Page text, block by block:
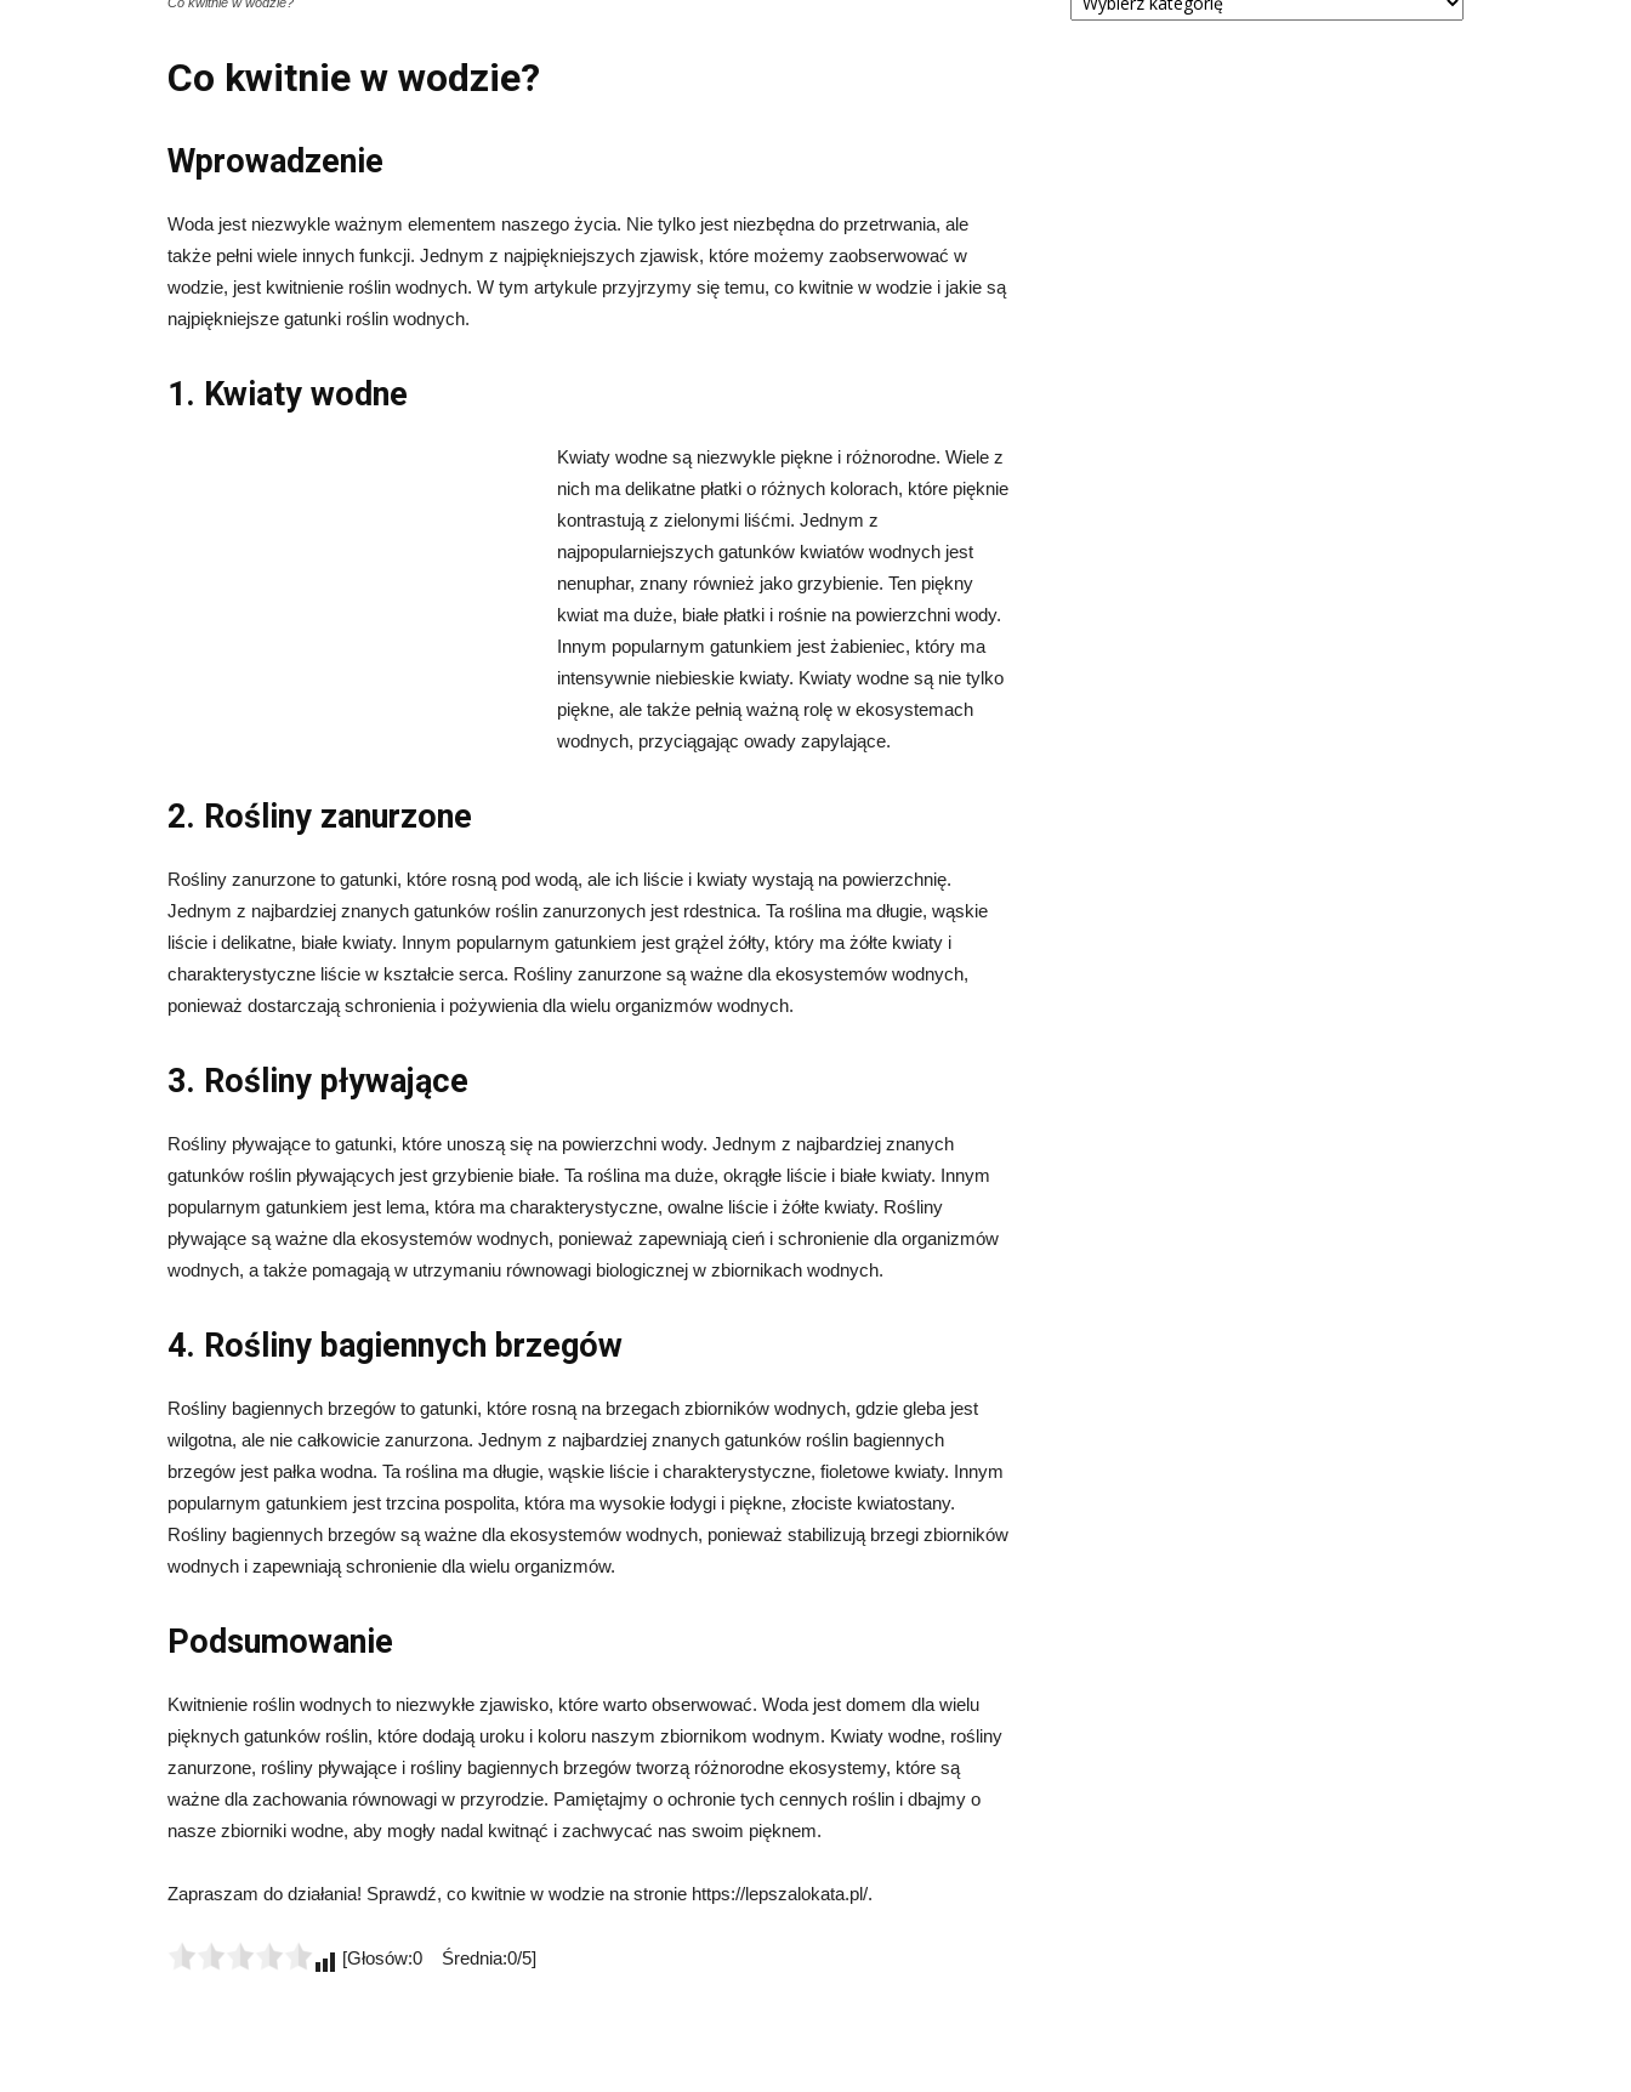
Co kwitnie w wodzie?
Wprowadzenie
Woda jest niezwykle ważnym elementem naszego życia. Nie tylko jest niezbędna do przetrwania, ale
także pełni wiele innych funkcji. Jednym z najpiękniejszych zjawisk, które możemy zaobserwować w
wodzie, jest kwitnienie roślin wodnych. W tym artykule przyjrzymy się temu, co kwitnie w wodzie i jakie są
najpiękniejsze gatunki roślin wodnych.
1. Kwiaty wodne
Kwiaty wodne są niezwykle piękne i różnorodne. Wiele z
nich ma delikatne płatki o różnych kolorach, które pięknie
kontrastują z zielonymi liśćmi. Jednym z
najpopularniejszych gatunków kwiatów wodnych jest
nenuphar, znany również jako grzybienie. Ten piękny
kwiat ma duże, białe płatki i rośnie na powierzchni wody.
Innym popularnym gatunkiem jest żabieniec, który ma
intensywnie niebieskie kwiaty. Kwiaty wodne są nie tylko
piękne, ale także pełnią ważną rolę w ekosystemach
wodnych, przyciągając owady zapylające.
2. Rośliny zanurzone
Rośliny zanurzone to gatunki, które rosną pod wodą, ale ich liście i kwiaty wystają na powierzchnię.
Jednym z najbardziej znanych gatunków roślin zanurzonych jest rdestnica. Ta roślina ma długie, wąskie
liście i delikatne, białe kwiaty. Innym popularnym gatunkiem jest grążel żółty, który ma żółte kwiaty i
charakterystyczne liście w kształcie serca. Rośliny zanurzone są ważne dla ekosystemów wodnych,
ponieważ dostarczają schronienia i pożywienia dla wielu organizmów wodnych.
3. Rośliny pływające
Rośliny pływające to gatunki, które unoszą się na powierzchni wody. Jednym z najbardziej znanych
gatunków roślin pływających jest grzybienie białe. Ta roślina ma duże, okrągłe liście i białe kwiaty. Innym
popularnym gatunkiem jest lema, która ma charakterystyczne, owalne liście i żółte kwiaty. Rośliny
pływające są ważne dla ekosystemów wodnych, ponieważ zapewniają cień i schronienie dla organizmów
wodnych, a także pomagają w utrzymaniu równowagi biologicznej w zbiornikach wodnych.
4. Rośliny bagiennych brzegów
Rośliny bagiennych brzegów to gatunki, które rosną na brzegach zbiorników wodnych, gdzie gleba jest
wilgotna, ale nie całkowicie zanurzona. Jednym z najbardziej znanych gatunków roślin bagiennych
brzegów jest pałka wodna. Ta roślina ma długie, wąskie liście i charakterystyczne, fioletowe kwiaty. Innym
popularnym gatunkiem jest trzcina pospolita, która ma wysokie łodygi i piękne, złociste kwiatostany.
Rośliny bagiennych brzegów są ważne dla ekosystemów wodnych, ponieważ stabilizują brzegi zbiorników
wodnych i zapewniają schronienie dla wielu organizmów.
Podsumowanie
Kwitnienie roślin wodnych to niezwykłe zjawisko, które warto obserwować. Woda jest domem dla wielu
pięknych gatunków roślin, które dodają uroku i koloru naszym zbiornikom wodnym. Kwiaty wodne, rośliny
zanurzone, rośliny pływające i rośliny bagiennych brzegów tworzą różnorodne ekosystemy, które są
ważne dla zachowania równowagi w przyrodzie. Pamiętajmy o ochronie tych cennych roślin i dbajmy o
nasze zbiorniki wodne, aby mogły nadal kwitnąć i zachwycać nas swoim pięknem.
Zapraszam do działania! Sprawdź, co kwitnie w wodzie na stronie https://lepszalokata.pl/.
[Głosów:0 Średnia:0/5]